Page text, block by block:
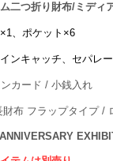
二つ折り財布/ミディ
×1、ポケット×6
ンキャッチ、セパレ
カード / 小銭入れ
財布 フラップタイプ /